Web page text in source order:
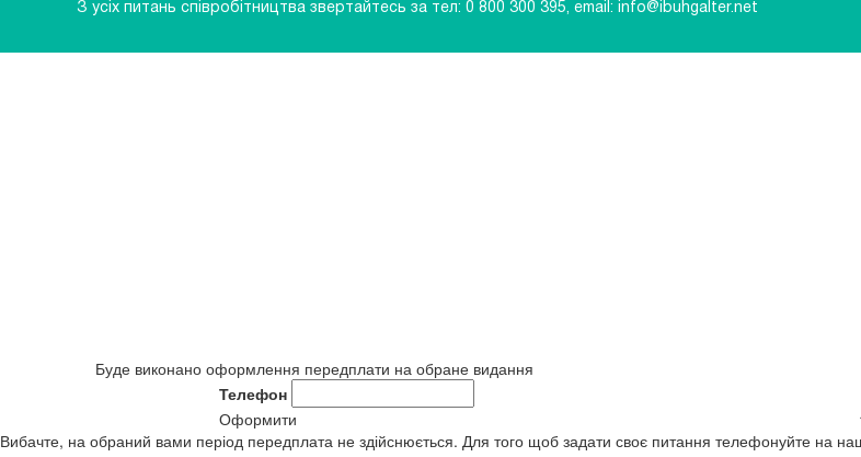
З усіх питань співробітництва звертайтесь за тел: 0 800 300 395, email: info@ibuhgalter.net
Буде виконано оформлення передплати на обране видання
Телефон
Оформити
Вибачте, на обраний вами період передплата не здійснюється. Для того щоб задати своє питання телефонуйте на